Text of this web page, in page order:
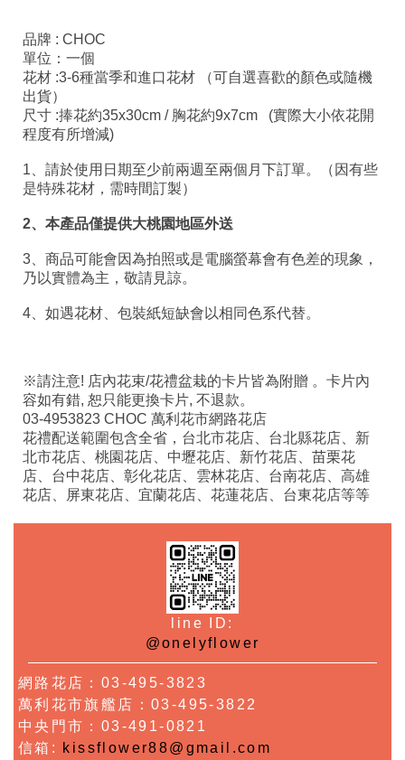
品牌 : CHOC
單位：一個
花材 :3-6種當季和進口花材 （可自選喜歡的顏色或隨機
出貨）
尺寸 :捧花約35x30cm / 胸花約9x7cm (實際大小依花開
程度有所增減)
1、請於使用日期至少前兩週至兩個月下訂單。（因有些
是特殊花材，需時間訂製）
2、本產品僅提供大桃園地區外送
3、商品可能會因為拍照或是電腦螢幕會有色差的現象，
乃以實體為主，敬請見諒。
4、如遇花材、包裝紙短缺會以相同色系代替。
※請注意! 店內花束/花禮盆栽的卡片皆為附贈 。卡片內
容如有錯, 恕只能更換卡片, 不退款。
03-4953823 CHOC 萬利花市網路花店
花禮配送範圍包含全省，台北市花店、台北縣花店、新
北市花店、桃園花店、中壢花店、新竹花店、苗栗花
店、台中花店、彰化花店、雲林花店、台南花店、高雄
花店、屏東花店、宜蘭花店、花蓮花店、台東花店等等
line ID:
@onelyflower
網路花店：03-495-3823
萬利花市旗艦店：03-495-3822
中央門市：03-491-0821
信箱:
kissflower88@gmail.com